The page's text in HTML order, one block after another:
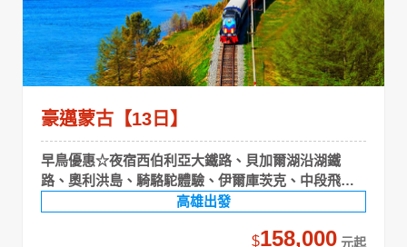
豪邁蒙古【13日】
早鳥優惠☆夜宿西伯利亞大鐵路、貝加爾湖沿湖鐵
路、奧利洪島、騎駱駝體驗、伊爾庫茨克、中段飛
高雄出發
$158,000